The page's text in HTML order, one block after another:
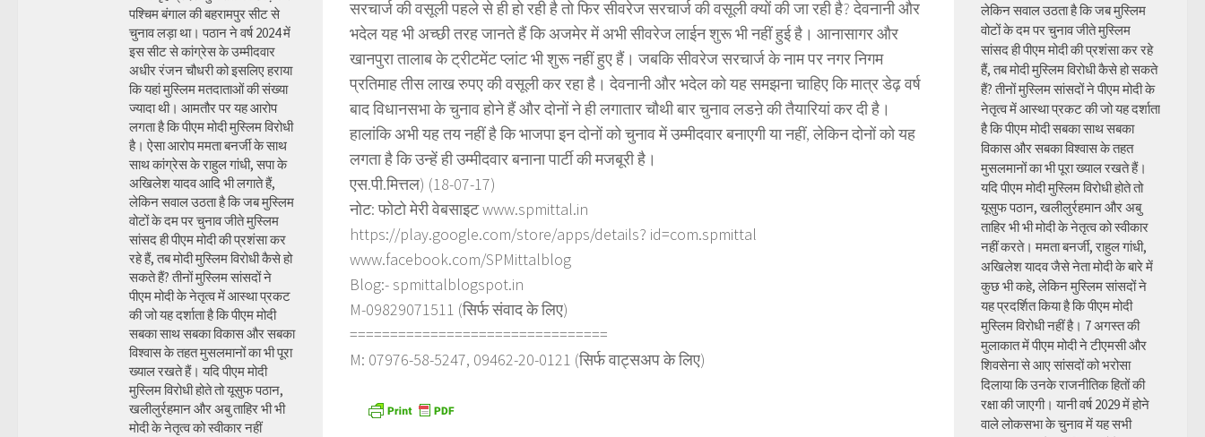
सरचार्ज की वसूली पहले से ही हो रही है तो फिर सीवरेज सरचार्ज की वसूली क्यों की जा रही है? देवनानी और
भदेल यह भी अच्छी तरह जानते हैं कि अजमेर में अभी सीवरेज लाईन शुरू भी नहीं हुई है। आनासागर और
खानपुरा तालाब के ट्रीटमेंट प्लांट भी शुरू नहीं हुए हैं। जबकि सीवरेज सरचार्ज के नाम पर नगर निगम
प्रतिमाह तीस लाख रुपए की वसूली कर रहा है। देवनानी और भदेल को यह समझना चाहिए कि मात्र डेढ़ वर्ष
बाद विधानसभा के चुनाव होने हैं और दोनों ने ही लगातार चौथी बार चुनाव लडऩे की तैयारियां कर दी है।
हालांकि अभी यह तय नहीं है कि भाजपा इन दोनों को चुनाव में उम्मीदवार बनाएगी या नहीं, लेकिन दोनों को यह
लगता है कि उन्हें ही उम्मीदवार बनाना पार्टी की मजबूरी है।
एस.पी.मित्तल) (18-07-17)
नोट: फोटो मेरी वेबसाइट www.spmittal.in
https://play.google.com/store/apps/details? id=com.spmittal
www.facebook.com/SPMittalblog
Blog:- spmittalblogspot.in
M-09829071511 (सिर्फ संवाद के लिए)
================================
M: 07976-58-5247, 09462-20-0121 (सिर्फ वाट्सअप के लिए)
पश्चिम बंगाल की बहरामपुर सीट से
चुनाव लड़ा था। पठान ने वर्ष 2024 में
इस सीट से कांग्रेस के उम्मीदवार
अधीर रंजन चौधरी को इसलिए हराया
कि यहां मुस्लिम मतदाताओं की संख्या
ज्यादा थी। आमतौर पर यह आरोप
लगता है कि पीएम मोदी मुस्लिम विरोधी
है। ऐसा आरोप ममता बनर्जी के साथ
साथ कांग्रेस के राहुल गांधी, सपा के
अखिलेश यादव आदि भी लगाते हैं,
लेकिन सवाल उठता है कि जब मुस्लिम
वोटों के दम पर चुनाव जीते मुस्लिम
सांसद ही पीएम मोदी की प्रशंसा कर
रहे हैं, तब मोदी मुस्लिम विरोधी कैसे हो
सकते हैं? तीनों मुस्लिम सांसदों ने
पीएम मोदी के नेतृत्व में आस्था प्रकट
की जो यह दर्शाता है कि पीएम मोदी
सबका साथ सबका विकास और सबका
विश्वास के तहत मुसलमानों का भी पूरा
ख्याल रखते हैं। यदि पीएम मोदी
मुस्लिम विरोधी होते तो यूसुफ पठान,
खलीलुर्रहमान और अबु ताहिर भी भी
मोदी के नेतृत्व को स्वीकार नहीं
लेकिन सवाल उठता है कि जब मुस्लिम
वोटों के दम पर चुनाव जीते मुस्लिम
सांसद ही पीएम मोदी की प्रशंसा कर रहे
हैं, तब मोदी मुस्लिम विरोधी कैसे हो सकते
हैं? तीनों मुस्लिम सांसदों ने पीएम मोदी के
नेतृत्व में आस्था प्रकट की जो यह दर्शाता
है कि पीएम मोदी सबका साथ सबका
विकास और सबका विश्वास के तहत
मुसलमानों का भी पूरा ख्याल रखते हैं।
यदि पीएम मोदी मुस्लिम विरोधी होते तो
यूसुफ पठान, खलीलुर्रहमान और अबु
ताहिर भी भी मोदी के नेतृत्व को स्वीकार
नहीं करते। ममता बनर्जी, राहुल गांधी,
अखिलेश यादव जैसे नेता मोदी के बारे में
कुछ भी कहे, लेकिन मुस्लिम सांसदों ने
यह प्रदर्शित किया है कि पीएम मोदी
मुस्लिम विरोधी नहीं है। 7 अगस्त की
मुलाकात में पीएम मोदी ने टीएमसी और
शिवसेना से आए सांसदों को भरोसा
दिलाया कि उनके राजनीतिक हितों की
रक्षा की जाएगी। यानी वर्ष 2029 में होने
वाले लोकसभा के चुनाव में यह सभी